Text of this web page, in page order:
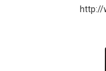
http://